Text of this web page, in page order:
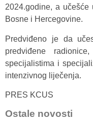
2024.godine, a
Bosne i Hercegovine.
Predviđeno je da
predviđene
specijalistima i
intenzivnog liječenja.
PRES KCUS
Ostale novosti